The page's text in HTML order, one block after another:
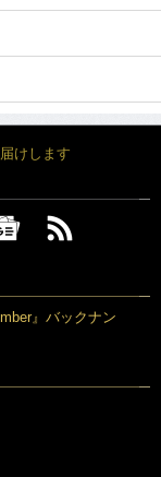
けします
』バックナン